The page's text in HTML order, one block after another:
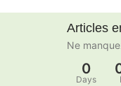
Articles
Ne
0
Days